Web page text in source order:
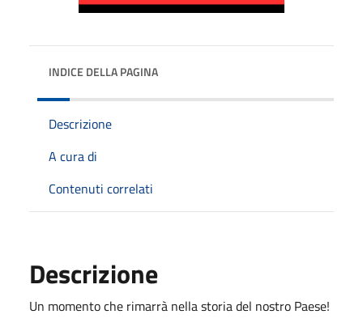
INDICE DELLA PAGINA
Descrizione
A cura di
Contenuti correlati
Descrizione
Un momento che rimarrà nella storia del nostro Paese!